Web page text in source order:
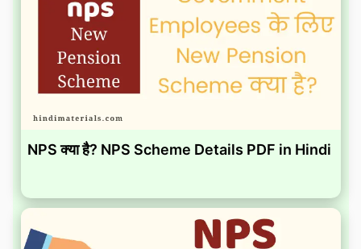
NPS क्या है? NPS Scheme Details PDF in Hindi